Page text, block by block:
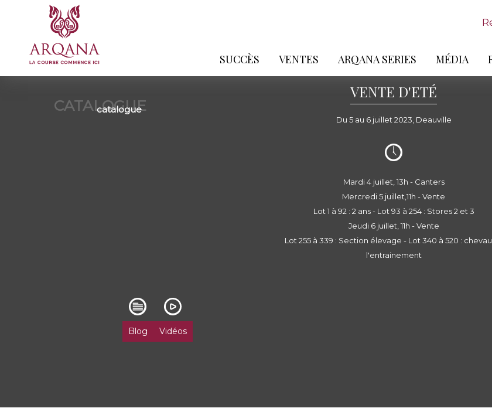
SUCCÈS VENTES ARQANA SERIES MÉDIA
CATALOGUE
catalogue
VENTE D'ETÉ
Du 5 au 6 juillet 2023, Deauville
Blog Vidéos
Mardi 4 juillet, 13h - Canters
Mercredi 5 juillet,11h - Vente
Lot 1 à 92 : 2 ans - Lot 93 à 254 : Stores 2 et 3
Jeudi 6 juillet, 11h - Vente
Lot 255 à 339 : Section élevage - Lot 340 à 520 :
l'entrainement